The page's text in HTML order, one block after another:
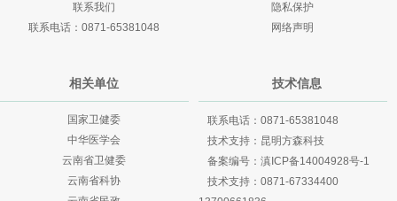
联系我们
联系电话：0871-65381048
隐私保护
网络声明
相关单位
国家卫健委
中华医学会
云南省卫健委
云南省科协
技术信息
联系电话：0871-65381048
技术支持： 昆明方森科技
备案编号： 滇ICP备14004928号-1
技术支持： 0871-67334400